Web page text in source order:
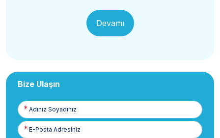
Devamı
Bize Ulaşın
Adınız
Soyadınız
E-
Posta